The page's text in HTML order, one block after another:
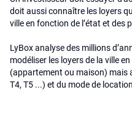
doit aussi connaître les loyers
ville en fonction de l’état et des
LyBox analyse des millions
modéliser les loyers de la ville
(appartement ou maison) mais
T4, T5 ...) et du mode de